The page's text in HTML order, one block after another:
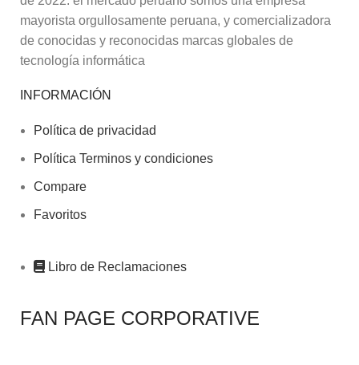
mayorista orgullosamente peruana, y comercializadora
de conocidas y reconocidas marcas globales de
tecnología informática
INFORMACIÓN
Política de privacidad
Política Terminos y condiciones
Compare
Favoritos
Libro de Reclamaciones
FAN PAGE CORPORATIVE